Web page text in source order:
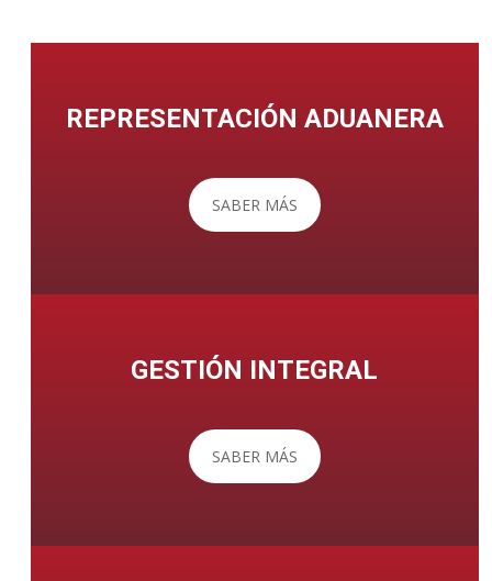
REPRESENTACIÓN ADUANERA
SABER MÁS
GESTIÓN INTEGRAL
SABER MÁS